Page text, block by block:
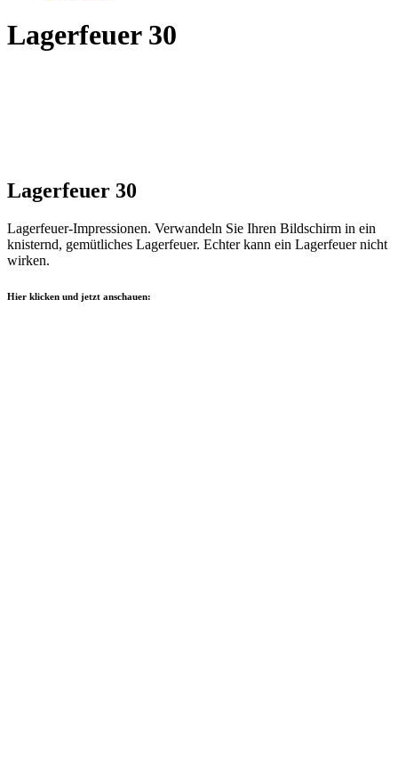
Lagerfeuer 30
Lagerfeuer 30
Lagerfeuer-Impressionen. Verwandeln Sie Ihren Bildschirm in ein
knisternd, gemütliches Lagerfeuer. Echter kann ein Lagerfeuer nicht
wirken.
Hier klicken und jetzt anschauen: